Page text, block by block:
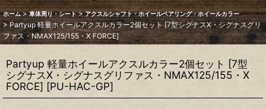
ホーム > 車体周り・シート > アクスルシャフト・ホイールベアリング・ホイールカラー
> Partyup 軽量ホイールアクスルカラー2個セット [7型シグナスX・シグナスグリ
ファス・NMAX125/155・X FORCE]
Partyup 軽量ホイールアクスルカラー2個セット [7型
シグナスX・シグナスグリファス・NMAX125/155・X
FORCE] [PU-HAC-GP]